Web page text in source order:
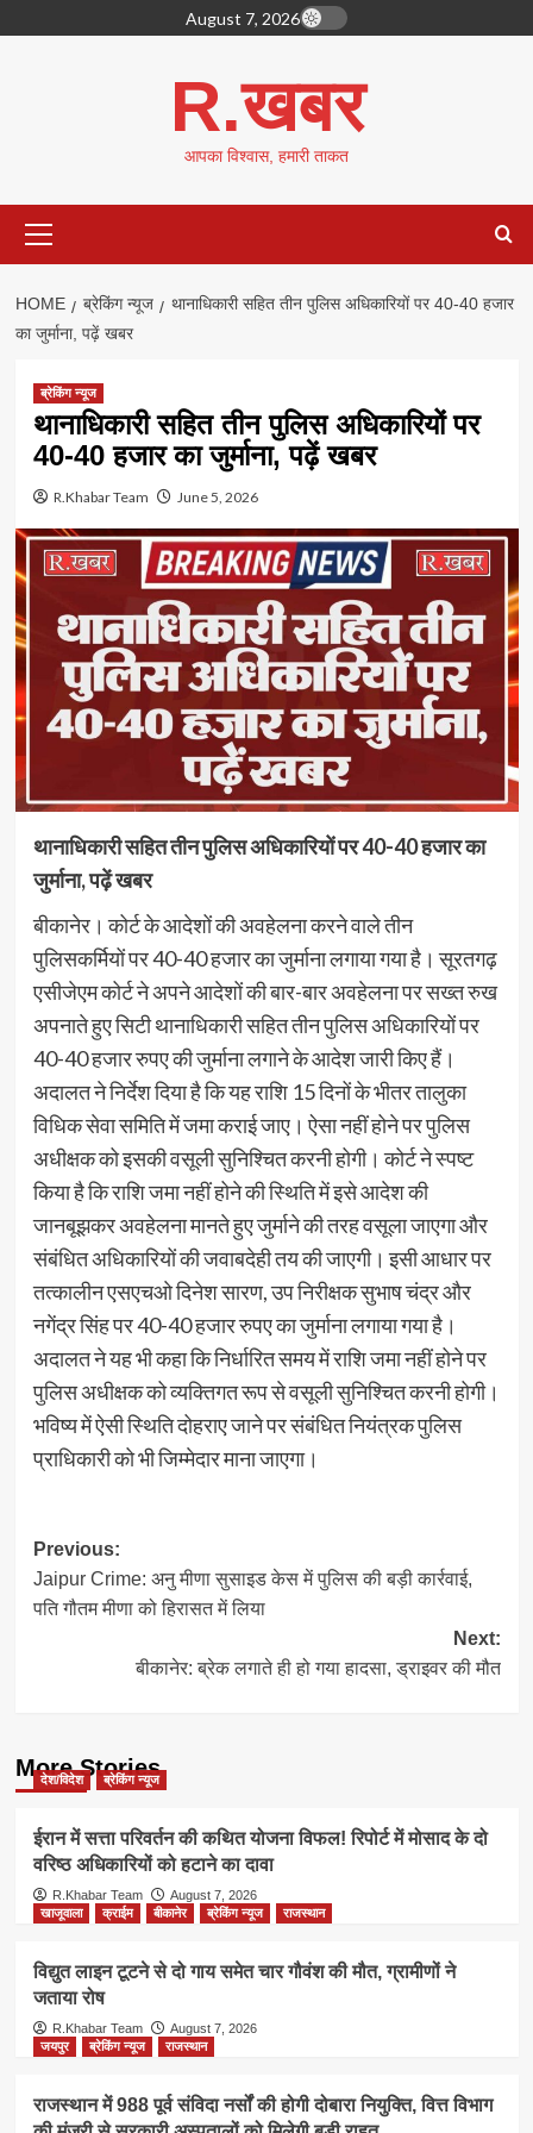
to
August 7, 2026
R.खबर
आपका विश्वास, हमारी ताकत
Menu
HOME ब्रेकिंग न्यूज
थानाधिकारी सहित तीन पुलिस अधिकारियों पर 40-40 हजार
का जुर्माना, पढ़ें खबर
ब्रेकिंग न्यूज
थानाधिकारी सहित तीन पुलिस अधिकारियों पर
40-40 हजार का जुर्माना, पढ़ें खबर
R.Khabar Team June 5, 2026
थानाधिकारी सहित तीन पुलिस अधिकारियों पर 40-40 हजार का
जुर्माना, पढ़ें खबर
बीकानेर। कोर्ट के आदेशों की अवहेलना करने वाले तीन
पुलिसकर्मियों पर 40-40 हजार का जुर्माना लगाया गया है। सूरतगढ़
एसीजेएम कोर्ट ने अपने आदेशों की बार-बार अवहेलना पर सख्त रुख
अपनाते हुए सिटी थानाधिकारी सहित तीन पुलिस अधिकारियों पर
40-40 हजार रुपए की जुर्माना लगाने के आदेश जारी किए हैं।
अदालत ने निर्देश दिया है कि यह राशि 15 दिनों के भीतर तालुका
विधिक सेवा समिति में जमा कराई जाए। ऐसा नहीं होने पर पुलिस
अधीक्षक को इसकी वसूली सुनिश्चित करनी होगी। कोर्ट ने स्पष्ट
किया है कि राशि जमा नहीं होने की स्थिति में इसे आदेश की
जानबूझकर अवहेलना मानते हुए जुर्माने की तरह वसूला जाएगा और
संबंधित अधिकारियों की जवाबदेही तय की जाएगी। इसी आधार पर
तत्कालीन एसएचओ दिनेश सारण, उप निरीक्षक सुभाष चंद्र और
नगेंद्र सिंह पर 40-40 हजार रुपए का जुर्माना लगाया गया है।
अदालत ने यह भी कहा कि निर्धारित समय में राशि जमा नहीं होने पर
पुलिस अधीक्षक को व्यक्तिगत रूप से वसूली सुनिश्चित करनी होगी।
भविष्य में ऐसी स्थिति दोहराए जाने पर संबंधित नियंत्रक पुलिस
प्राधिकारी को भी जिम्मेदार माना जाएगा।
Post
navigation
Previous:
Jaipur Crime: अनु मीणा सुसाइड केस में पुलिस की बड़ी कार्रवाई,
पति गौतम मीणा को हिरासत में लिया
Next:
बीकानेर: ब्रेक लगाते ही हो गया हादसा, ड्राइवर की मौत
More Stories
देश/विदेश ब्रेकिंग न्यूज
ईरान में सत्ता परिवर्तन की कथित योजना विफल! रिपोर्ट में मोसाद के दो
वरिष्ठ अधिकारियों को हटाने का दावा
R.Khabar Team
August 7, 2026
खाजूवाला
क्राईम बीकानेर ब्रेकिंग न्यूज राजस्थान
विद्युत लाइन टूटने से दो गाय समेत चार गौवंश की मौत, ग्रामीणों ने
जताया रोष
R.Khabar Team
August 7, 2026
जयपुर
ब्रेकिंग न्यूज राजस्थान
राजस्थान में 988 पूर्व संविदा नर्सों की होगी दोबारा नियुक्ति, वित्त विभाग